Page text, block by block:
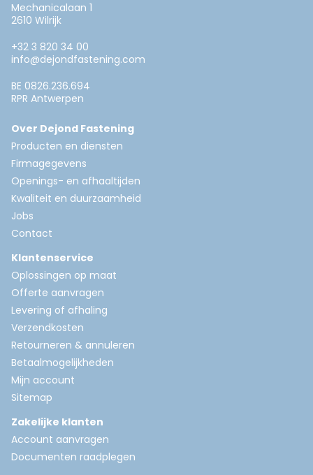
Mechanicalaan 1
2610 Wilrijk
+32 3 820 34 00
info@dejondfastening.com
BE 0826.236.694
RPR Antwerpen
Over Dejond Fastening
Producten en diensten
Firmagegevens
Openings- en afhaaltijden
Kwaliteit en duurzaamheid
Jobs
Contact
Klantenservice
Oplossingen op maat
Offerte aanvragen
Levering of afhaling
Verzendkosten
Retourneren & annuleren
Betaalmogelijkheden
Mijn account
Sitemap
Zakelijke klanten
Account aanvragen
Documenten raadplegen